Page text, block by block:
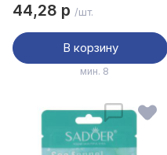
44,28 р /шт.
В корзину
мин. 8